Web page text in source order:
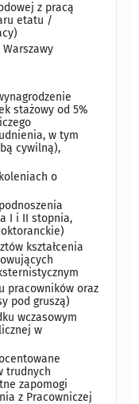
z pracą
etatu /
stażowy od 5%
w tym
cywilną),
o
I i II stopnia,
kształcenia
pracowników oraz
pod gruszą)
wczasowym
w
trudnych
zapomogi
z Pracowniczej